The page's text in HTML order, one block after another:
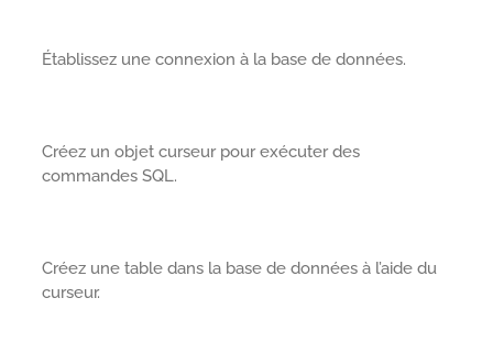
Établissez une connexion à la base de données.
Créez un objet curseur pour exécuter des
commandes SQL.
Créez une table dans la base de données à l’aide du
curseur.